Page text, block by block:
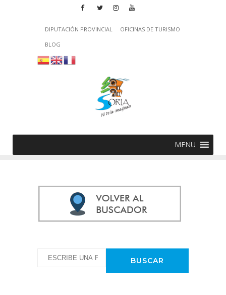
DIPUTACIÓN PROVINCIAL
OFICINAS DE TURISMO
BLOG
MENU